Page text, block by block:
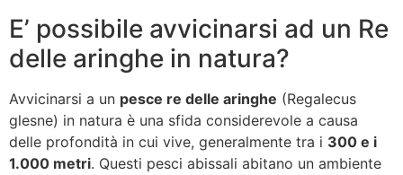
E’ possibile avvicinarsi ad un Re
delle aringhe in natura?
Avvicinarsi a un pesce re delle aringhe (Regalecus
glesne) in natura è una sfida considerevole a causa
delle profondità in cui vive, generalmente tra i 300 e i
1.000 metri. Questi pesci abissali abitano un ambiente